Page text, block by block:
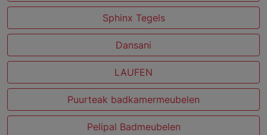
Sphinx Tegels
Dansani
LAUFEN
Puurteak badkamermeubelen
Pelipal Badmeubelen